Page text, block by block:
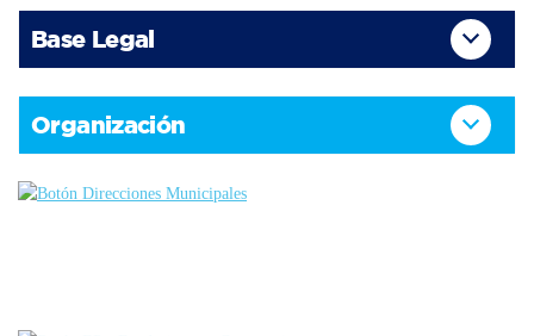
Base Legal
Organización